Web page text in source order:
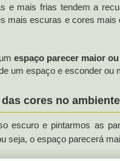
e mais frias tendem a
mais escuras e cores mais
espaço parecer maior
um espaço e esconder ou
cores no
escuro e pintarmos as
seja, o espaço parecerá